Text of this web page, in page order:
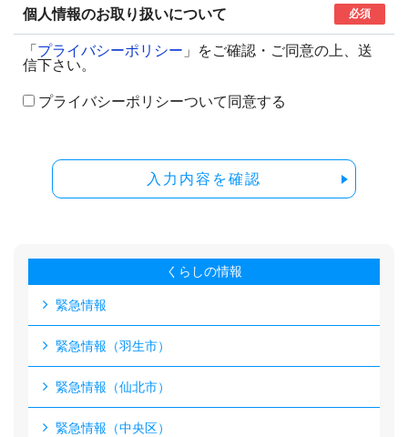
個人情報のお取り扱いについて 必須
「 プライバシーポリシー 」をご確認・ご同意の上、送
信下さい。
プライバシーポリシーついて同意する
入力内容を確認
くらしの情報
緊急情報
緊急情報（羽生市）
緊急情報（仙北市）
緊急情報（中央区）